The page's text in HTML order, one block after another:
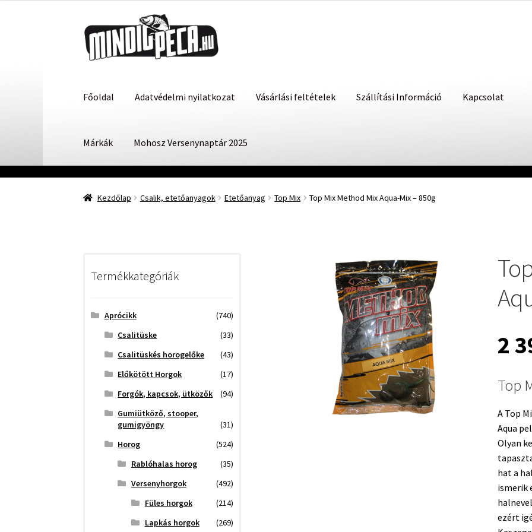
a
navigációhoz
a
tartalomba
Főoldal Adatvédelmi nyilatkozat Vásárlási feltételek Szállítási Információ Kapcsolat
Márkák Mohosz Versenynaptár 2025
Kezdőlap Csalik, etetőanyagok Etetőanyag Top Mix Top Mix Method Mix Aqua-Mix – 850g
2
Top
A Top
Aqua
Olyan
hat a
ismerik
ezért
Termékkategóriák
Aprócikk
(740)
Csalitüske
(33)
Csalitüskés horogelőke
(43)
Előkötött Horgok
(17)
Forgók, kapcsok, ütközők
(94)
Gumiütköző, stooper,
gumigyöngy
(31)
Horog
(524)
Rablóhalas horog
(35)
Versenyhorgok
(492)
Füles horgok
(214)
Lapkás horgok
(269)